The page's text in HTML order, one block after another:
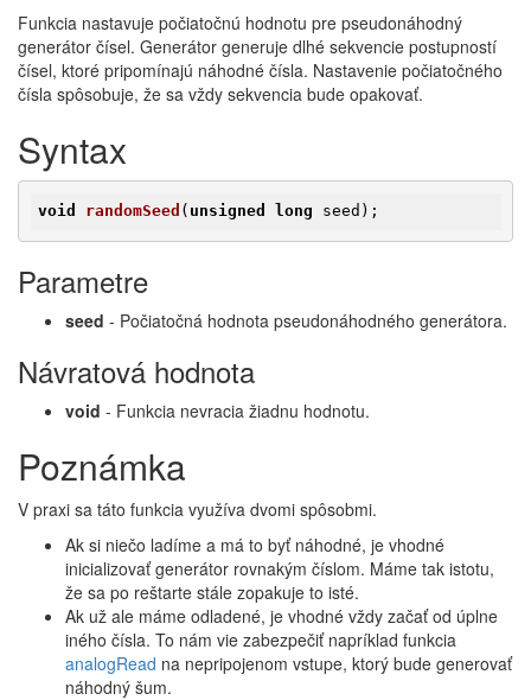
Funkcia nastavuje počiatočnú hodnotu pre pseudonáhodný
generátor čísel. Generátor generuje dlhé sekvencie postupností
čísel, ktoré pripomínajú náhodné čísla. Nastavenie počiatočného
čísla spôsobuje, že sa vždy sekvencia bude opakovať.
Syntax
void randomSeed ( unsigned long seed) ;
Parametre
seed - Počiatočná hodnota pseudonáhodného generátora.
Návratová hodnota
void - Funkcia nevracia žiadnu hodnotu.
Poznámka
V praxi sa táto funkcia využíva dvomi spôsobmi.
Ak si niečo ladíme a má to byť náhodné, je vhodné
inicializovať generátor rovnakým číslom. Máme tak istotu,
že sa po reštarte stále zopakuje to isté.
Ak už ale máme odladené, je vhodné vždy začať od úplne
iného čísla. To nám vie zabezpečiť napríklad funkcia
analogRead na nepripojenom vstupe, ktorý bude generovať
náhodný šum.